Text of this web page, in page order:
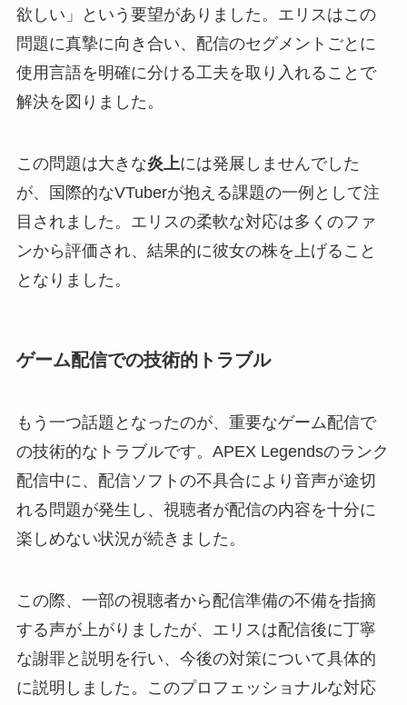
欲しい」という要望がありました。エリスはこの
問題に真摯に向き合い、配信のセグメントごとに
使用言語を明確に分ける工夫を取り入れることで
解決を図りました。
この問題は大きな炎上には発展しませんでした
が、国際的なVTuberが抱える課題の一例として注
目されました。エリスの柔軟な対応は多くのファ
ンから評価され、結果的に彼女の株を上げること
となりました。
ゲーム配信での技術的トラブル
もう一つ話題となったのが、重要なゲーム配信で
の技術的なトラブルです。APEX Legendsのランク
配信中に、配信ソフトの不具合により音声が途切
れる問題が発生し、視聴者が配信の内容を十分に
楽しめない状況が続きました。
この際、一部の視聴者から配信準備の不備を指摘
する声が上がりましたが、エリスは配信後に丁寧
な謝罪と説明を行い、今後の対策について具体的
に説明しました。このプロフェッショナルな対応